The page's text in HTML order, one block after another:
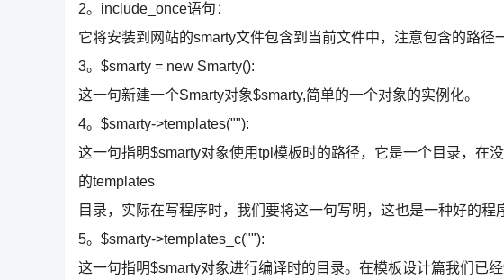
2。include_once语句：
它将安装到网站的smarty文件包含到当前文件中，注意包含的路径
3。$smarty = new Smarty():
这一句新建一个Smarty对象$smarty,简单的一个对象的实例化。
4。$smarty->templates(""):
这一句指明$smarty对象使用tpl模板时的路径，它是一个目录，在
的templates
目录，实际在写程序时，我们要将这一句写明，这也是一种好的程
5。$smarty->templates_c(""):
这一句指明$smarty对象进行编译时的目录。在模板设计篇我们已